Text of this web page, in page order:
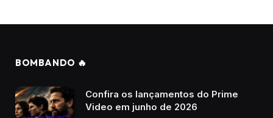
BOMBANDO 🔥
Confira os lançamentos do Prime
Video em junho de 2026